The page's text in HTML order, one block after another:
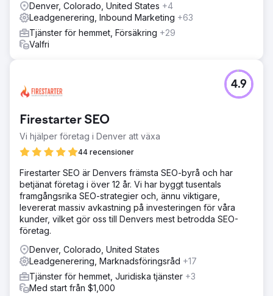
Denver, Colorado, United States +4
Leadgenerering, Inbound Marketing +63
Tjänster för hemmet, Försäkring +29
Valfri
Firestarter SEO
Vi hjälper företag i Denver att växa
44 recensioner
4.9
Firestarter SEO är Denvers främsta SEO-byrå och har
betjänat företag i över 12 år. Vi har byggt tusentals
framgångsrika SEO-strategier och, ännu viktigare,
levererat massiv avkastning på investeringen för våra
kunder, vilket gör oss till Denvers mest betrodda SEO-
företag.
Denver, Colorado, United States
Leadgenerering, Marknadsföringsråd +17
Tjänster för hemmet, Juridiska tjänster +3
Med start från $1,000